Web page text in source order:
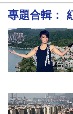
經
題
投
資
樓
市
專題合輯：